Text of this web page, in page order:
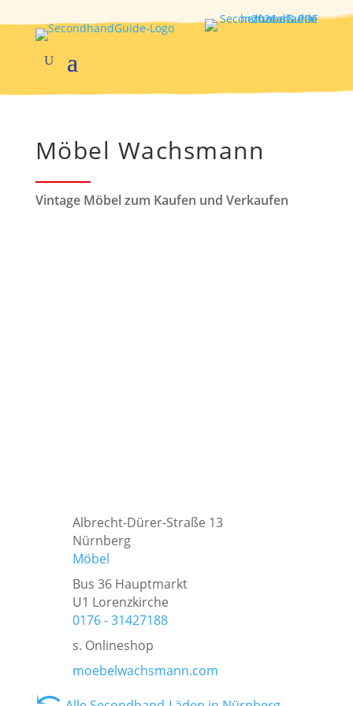
Möbel Wachsmann
Vintage Möbel zum Kaufen und Verkaufen
Albrecht-Dürer-Straße 13
Nürnberg
Möbel
Bus 36 Hauptmarkt
U1 Lorenzkirche
0176 - 31427188
s. Onlineshop
moebelwachsmann.com